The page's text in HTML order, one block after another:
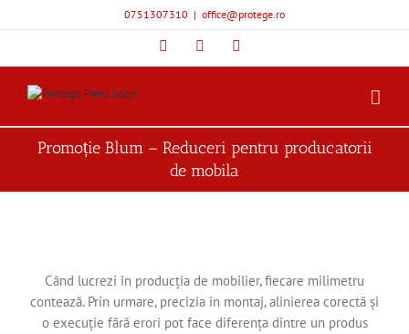
to
0751307310 | office@protege.ro
FacebookYouTube
Promoție Blum – Reduceri pentru producatorii
de mobila
Când lucrezi în producția de mobilier, fiecare milimetru
contează. Prin urmare, precizia în montaj, alinierea corectă și
o execuție fără erori pot face diferența dintre un produs